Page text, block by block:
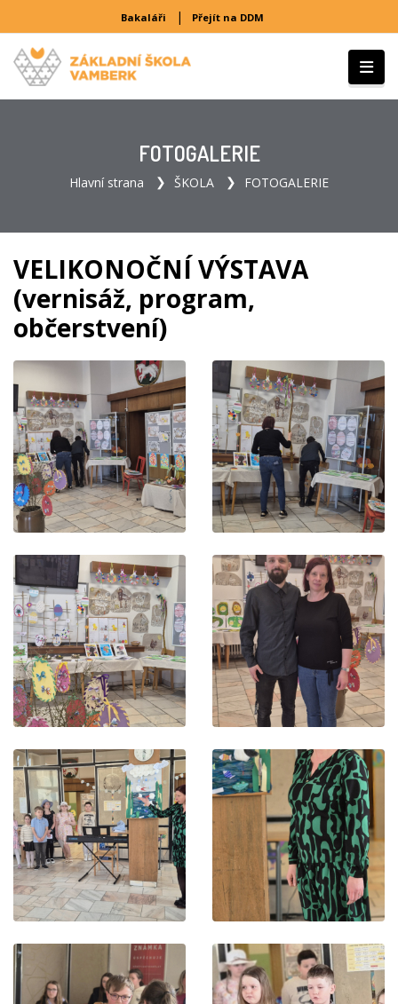
Bakaláři | Přejít na DDM
FOTOGALERIE
Hlavní strana ŠKOLA FOTOGALERIE
VELIKONOČNÍ VÝSTAVA
(vernisáž, program,
občerstvení)